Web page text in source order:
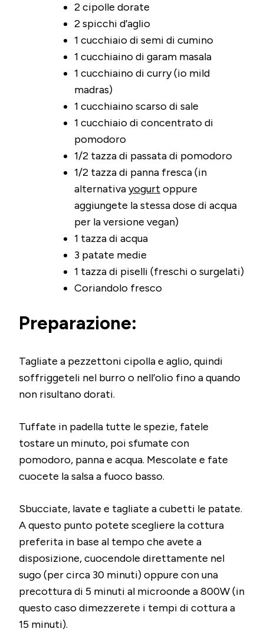
2 cipolle dorate
2 spicchi d’aglio
1 cucchiaio di semi di cumino
1 cucchiaino di garam masala
1 cucchiaino di curry (io mild
madras)
1 cucchiaino scarso di sale
1 cucchiaio di concentrato di
pomodoro
1/2 tazza di passata di pomodoro
1/2 tazza di panna fresca (in
alternativayogurt oppure
aggiungete la stessa dose di acqua
per la versione vegan)
1 tazza di acqua
3 patate medie
1 tazza di piselli (freschi o surgelati)
Coriandolo fresco
Preparazione:
Tagliate a pezzettoni cipolla e aglio, quindi
soffriggeteli nel burro o nell’olio fino a quando
non risultano dorati.
Tuffate in padella tutte le spezie, fatele
tostare un minuto, poi sfumate con
pomodoro, panna e acqua. Mescolate e fate
cuocete la salsa a fuoco basso.
Sbucciate, lavate e tagliate a cubetti le patate.
A questo punto potete scegliere la cottura
preferita in base al tempo che avete a
disposizione, cuocendole direttamente nel
sugo (per circa 30 minuti) oppure con una
precottura di 5 minuti al microonde a 800W (in
questo caso dimezzerete i tempi di cottura a
15 minuti).